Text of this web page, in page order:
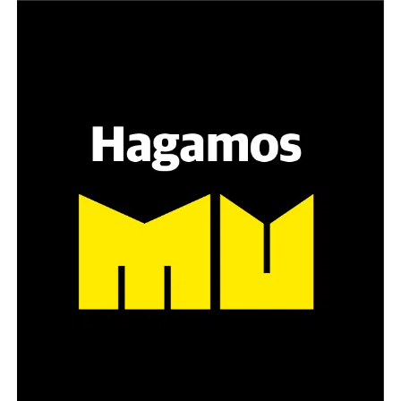
es a través del interrogante, que puedan encarnar la
pregunta», comparte Gonzalo, de 41 años.